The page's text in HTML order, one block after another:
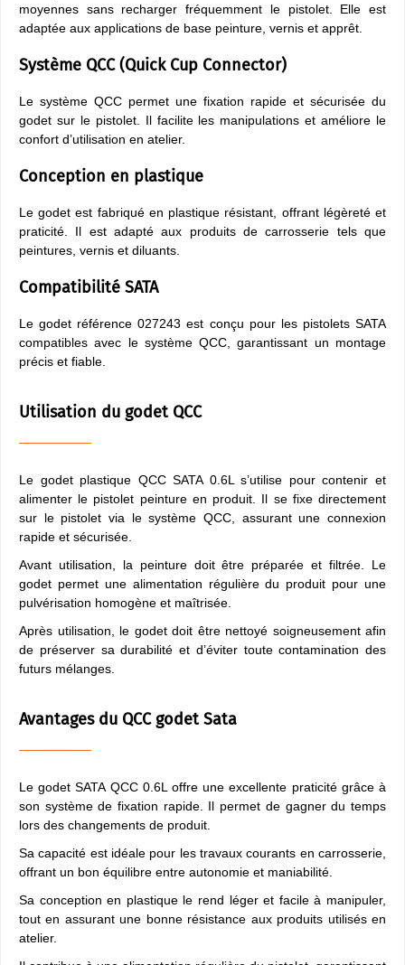
moyennes sans recharger fréquemment le pistolet. Elle est
adaptée aux applications de base peinture, vernis et apprêt.
Système QCC (Quick Cup Connector)
Le système QCC permet une fixation rapide et sécurisée du
godet sur le pistolet. Il facilite les manipulations et améliore le
confort d’utilisation en atelier.
Conception en plastique
Le godet est fabriqué en plastique résistant, offrant légèreté et
praticité. Il est adapté aux produits de carrosserie tels que
peintures, vernis et diluants.
Compatibilité SATA
Le godet référence 027243 est conçu pour les pistolets SATA
compatibles avec le système QCC, garantissant un montage
précis et fiable.
Utilisation du godet QCC
Le godet plastique QCC SATA 0.6L s’utilise pour contenir et
alimenter le pistolet peinture en produit. Il se fixe directement
sur le pistolet via le système QCC, assurant une connexion
rapide et sécurisée.
Avant utilisation, la peinture doit être préparée et filtrée. Le
godet permet une alimentation régulière du produit pour une
pulvérisation homogène et maîtrisée.
Après utilisation, le godet doit être nettoyé soigneusement afin
de préserver sa durabilité et d’éviter toute contamination des
futurs mélanges.
Avantages du QCC godet Sata
Le godet SATA QCC 0.6L offre une excellente praticité grâce à
son système de fixation rapide. Il permet de gagner du temps
lors des changements de produit.
Sa capacité est idéale pour les travaux courants en carrosserie,
offrant un bon équilibre entre autonomie et maniabilité.
Sa conception en plastique le rend léger et facile à manipuler,
tout en assurant une bonne résistance aux produits utilisés en
atelier.